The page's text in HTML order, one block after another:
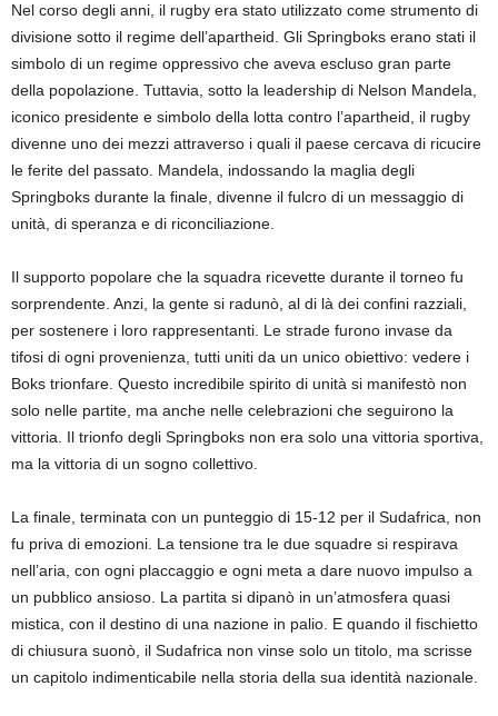
Nel corso degli anni, il rugby era stato utilizzato come strumento di
divisione sotto il regime dell’apartheid. Gli Springboks erano stati il
simbolo di un regime oppressivo che aveva escluso gran parte
della popolazione. Tuttavia, sotto la leadership di Nelson Mandela,
iconico presidente e simbolo della lotta contro l’apartheid, il rugby
divenne uno dei mezzi attraverso i quali il paese cercava di ricucire
le ferite del passato. Mandela, indossando la maglia degli
Springboks durante la finale, divenne il fulcro di un messaggio di
unità, di speranza e di riconciliazione.
Il supporto popolare che la squadra ricevette durante il torneo fu
sorprendente. Anzi, la gente si radunò, al di là dei confini razziali,
per sostenere i loro rappresentanti. Le strade furono invase da
tifosi di ogni provenienza, tutti uniti da un unico obiettivo: vedere i
Boks trionfare. Questo incredibile spirito di unità si manifestò non
solo nelle partite, ma anche nelle celebrazioni che seguirono la
vittoria. Il trionfo degli Springboks non era solo una vittoria sportiva,
ma la vittoria di un sogno collettivo.
La finale, terminata con un punteggio di 15-12 per il Sudafrica, non
fu priva di emozioni. La tensione tra le due squadre si respirava
nell’aria, con ogni placcaggio e ogni meta a dare nuovo impulso a
un pubblico ansioso. La partita si dipanò in un’atmosfera quasi
mistica, con il destino di una nazione in palio. E quando il fischietto
di chiusura suonò, il Sudafrica non vinse solo un titolo, ma scrisse
un capitolo indimenticabile nella storia della sua identità nazionale.